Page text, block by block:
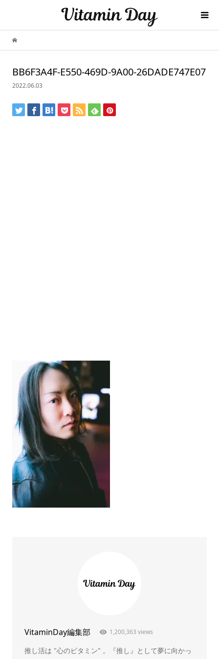
BB6F3A4F-E550-469D-9A00-26DADE747E07
2022.06.03
VitaminDay編集部 1,200,363 views
推し活は "心のビタミン" 。『推し』として夢に向かっ